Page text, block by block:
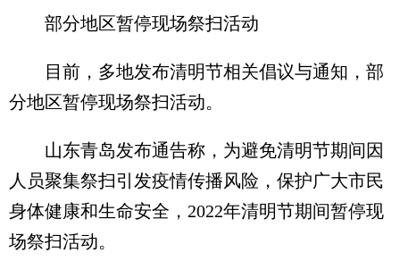
部分地区暂停现场祭扫活动
目前，多地发布清明节相关倡议与通知，部
分地区暂停现场祭扫活动。
山东青岛发布通告称，为避免清明节期间因
人员聚集祭扫引发疫情传播风险，保护广大市民
身体健康和生命安全，2022年清明节期间暂停现
场祭扫活动。